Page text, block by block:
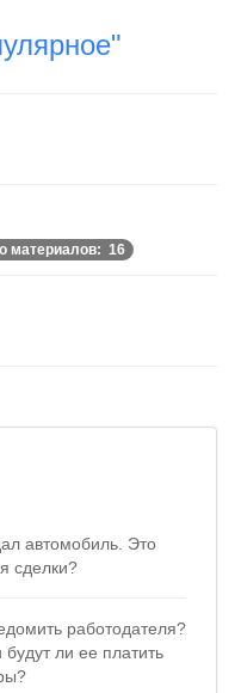
материалов: 16
автомобиль. Это
сделки?
работодателя?
ли ее платить